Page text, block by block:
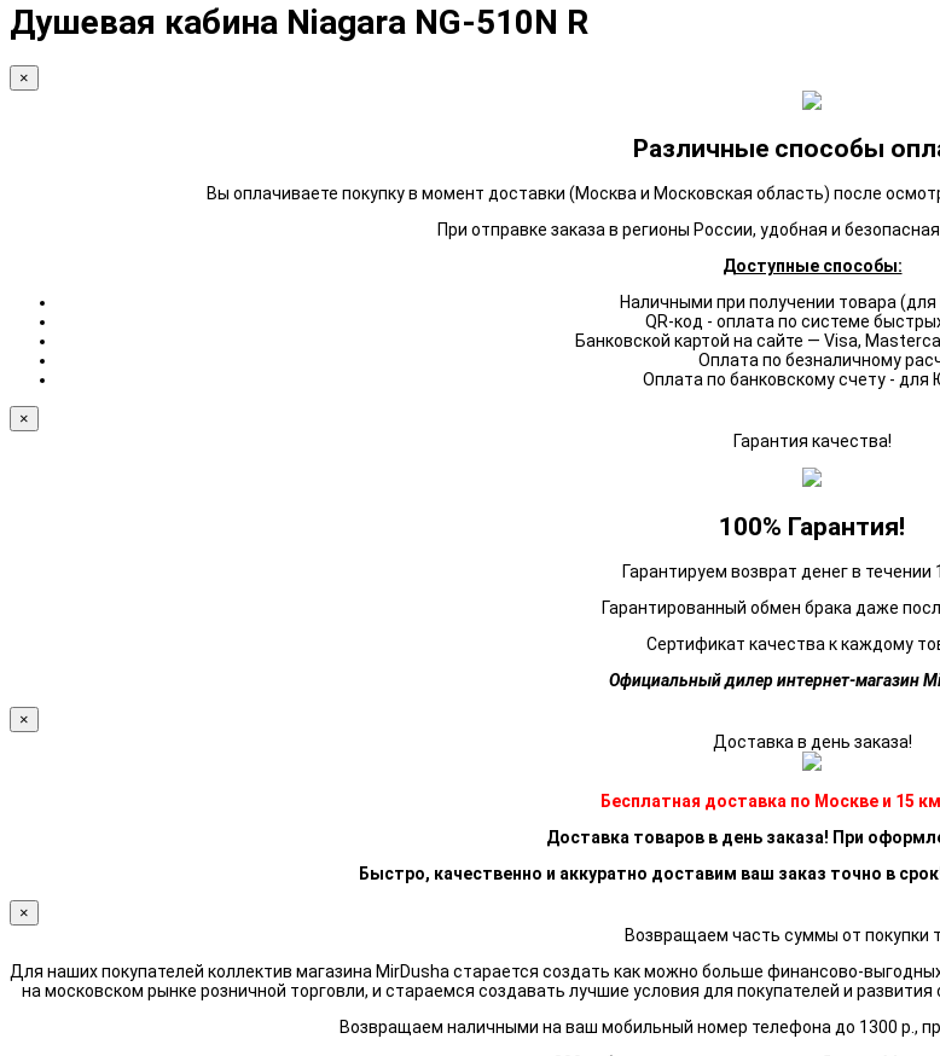
Душевая кабина Niagara NG-510N R
×
Различные способы
Вы оплачиваете покупку в момент доставки (Москва и Московская область) после
При отправке заказа в регионы России, удобная и
Доступные способы:
Наличными при получении товара
QR-код - оплата по системе
Банковской картой на сайте — Visa,
Оплата по безналичному
Оплата по банковскому счету - для
×
Гарантия качества!
100% Гарантия!
Гарантируем возврат денег в течении
Гарантированный обмен брака даже
Сертификат качества к каждому
Официальный дилер интернет-магазин
×
Доставка в день заказа!
Бесплатная доставка по Москве и 15
Доставка товаров в день заказа! При
Быстро, качественно и аккуратно доставим ваш заказ точно в
×
Возвращаем часть суммы от покупки
Для наших покупателей коллектив магазина MirDusha старается создать как можно больше финансово-
на московском рынке розничной торговли, и стараемся создавать лучшие условия для покупателей и
Возвращаем наличными на ваш мобильный номер телефона до 1300 р.,